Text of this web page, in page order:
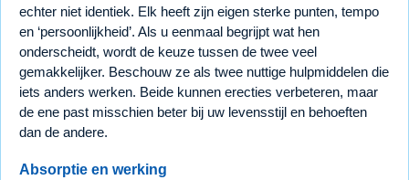
echter niet identiek. Elk heeft zijn eigen sterke punten, tempo
en ‘persoonlijkheid’. Als u eenmaal begrijpt wat hen
onderscheidt, wordt de keuze tussen de twee veel
gemakkelijker. Beschouw ze als twee nuttige hulpmiddelen die
iets anders werken. Beide kunnen erecties verbeteren, maar
de ene past misschien beter bij uw levensstijl en behoeften
dan de andere.
Absorptie en werking